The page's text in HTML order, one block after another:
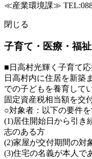
≪産業環境課≫
閉じる
子育て・医療・福祉
■日高村光輝く子育て
日高村内に住居を新築
での子どもを養育して
固定資産税相当額を交
○対象者：以下の要件
(1)居住開始日から引き
志のある方
(2)家屋が交付期間の対
(3)住宅の名義が本人で